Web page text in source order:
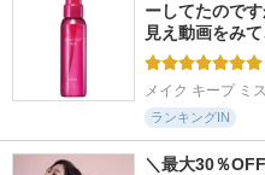
ーしてたので
見え動画をみ
メイク キープ ミ
ランキングIN
＼最大30％